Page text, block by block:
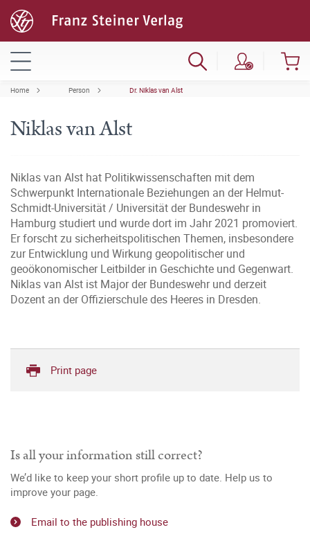
Home Person Dr. Niklas van Alst
Niklas van Alst
Niklas van Alst hat Politikwissenschaften mit dem
Schwerpunkt Internationale Beziehungen an der Helmut-
Schmidt-Universität / Universität der Bundeswehr in
Hamburg studiert und wurde dort im Jahr 2021 promoviert.
Er forscht zu sicherheitspolitischen Themen, insbesondere
zur Entwicklung und Wirkung geopolitischer und
geoökonomischer Leitbilder in Geschichte und Gegenwart.
Niklas van Alst ist Major der Bundeswehr und derzeit
Dozent an der Offizierschule des Heeres in Dresden.
Print page
Is all your information still correct?
We’d like to keep your short profile up to date. Help us to
improve your page.
Email to the publishing house